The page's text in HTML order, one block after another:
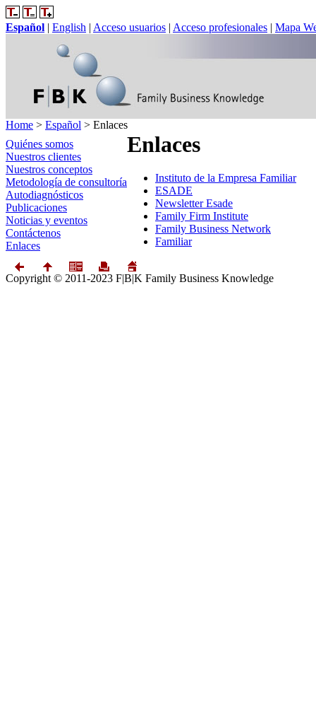
Español | English | Acceso usuarios | Acceso profesionales | Mapa
Home > Español > Enlaces
Quiénes somos
Nuestros clientes
Nuestros conceptos
Metodología de consultoría
Autodiagnósticos
Publicaciones
Noticias y eventos
Contáctenos
Enlaces
Enlaces
Instituto de la Empresa Familiar
ESADE
Newsletter Esade
Family Firm Institute
Family Business Network
Familiar
Copyright © 2011-2023 F|B|K Family Business Knowledge